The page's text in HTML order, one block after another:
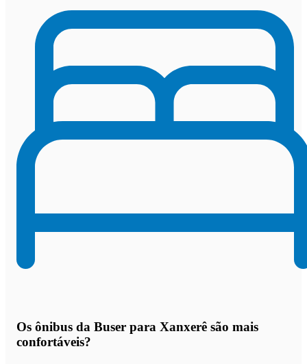
Os ônibus da Buser para Xanxerê são mais
confortáveis?